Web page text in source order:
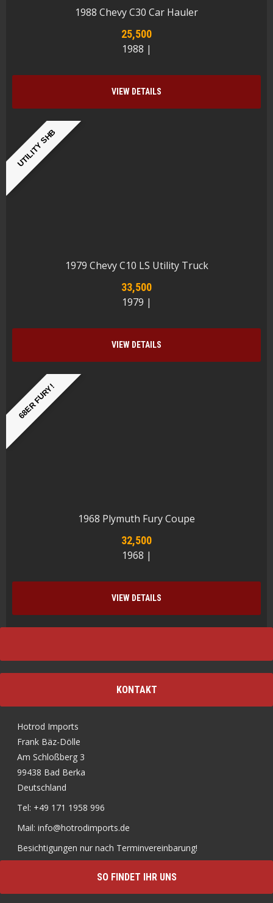
1988 Chevy C30 Car Hauler
25,500
1988 |
VIEW DETAILS
UTILITY SHB
1979 Chevy C10 LS Utility Truck
33,500
1979 |
VIEW DETAILS
68ER FURY!
1968 Plymuth Fury Coupe
32,500
1968 |
VIEW DETAILS
KONTAKT
Hotrod Imports
Frank Bäz-Dölle
Am Schloßberg 3
99438 Bad Berka
Deutschland
Tel: +49 171 1958 996
Mail: info@hotrodimports.de
Besichtigungen nur nach Terminvereinbarung!
SO FINDET IHR UNS